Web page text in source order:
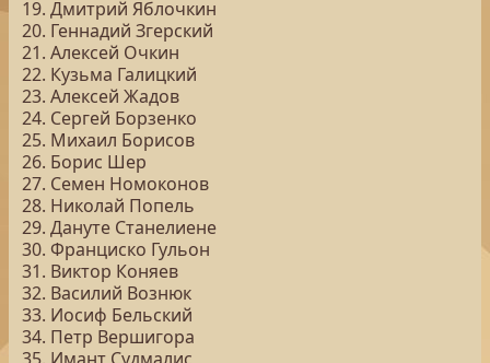
19. Дмитрий Яблочкин
20. Геннадий Згерский
21. Алексей Очкин
22. Кузьма Галицкий
23. Алексей Жадов
24. Сергей Борзенко
25. Михаил Борисов
26. Борис Шер
27. Семен Номоконов
28. Николай Попель
29. Дануте Станелиене
30. Франциско Гульон
31. Виктор Коняев
32. Василий Вознюк
33. Иосиф Бельский
34. Петр Вершигора